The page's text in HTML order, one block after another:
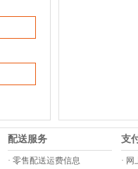
配送服务
· 零售配送运费信息
支
· 网